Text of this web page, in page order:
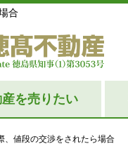
合
を売りたい
、値段の交渉をされたら場合